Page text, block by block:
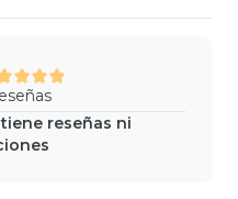
reseñas ni